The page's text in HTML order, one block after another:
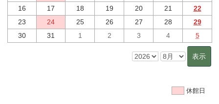
16
17 18 19 20 21
22
23
24 25 26 27 28
29
30
31 1 2 3 4 5
休館日